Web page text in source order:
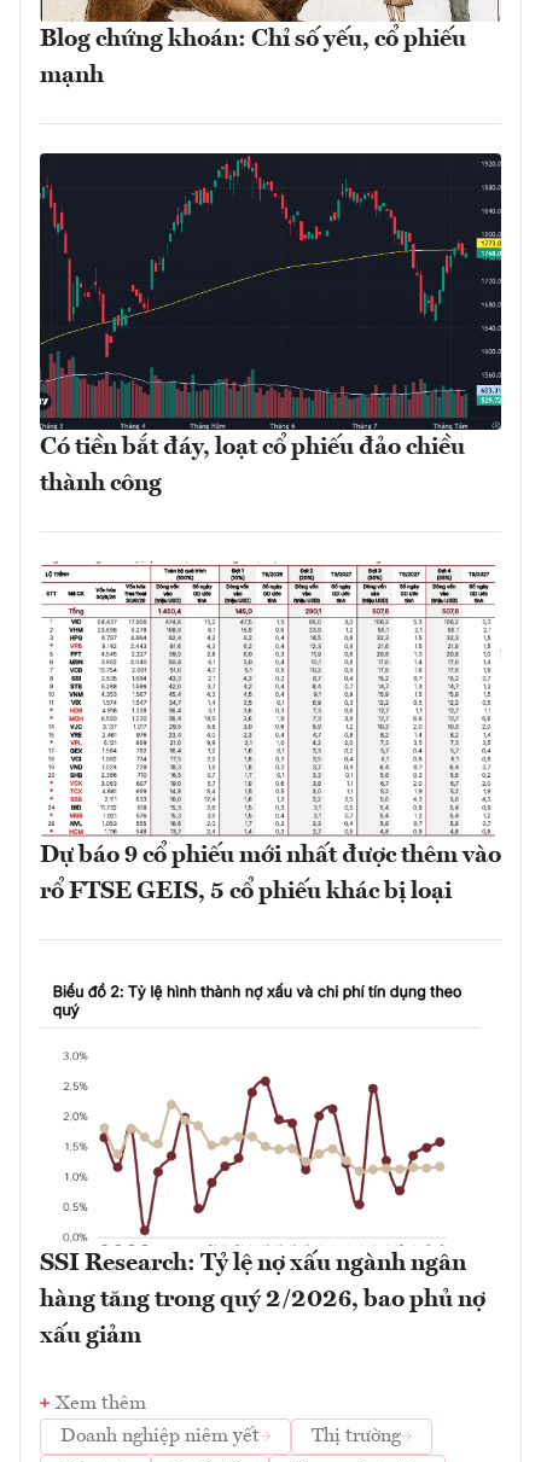
Blog chứng khoán: Chỉ số yếu, cổ phiếu
mạnh
Có tiền bắt đáy, loạt cổ phiếu đảo chiều
thành công
Dự báo 9 cổ phiếu mới nhất được thêm vào
rổ FTSE GEIS, 5 cổ phiếu khác bị loại
SSI Research: Tỷ lệ nợ xấu ngành ngân
hàng tăng trong quý 2/2026, bao phủ nợ
xấu giảm
Xem thêm
Doanh nghiệp niêm yết
Thị trường